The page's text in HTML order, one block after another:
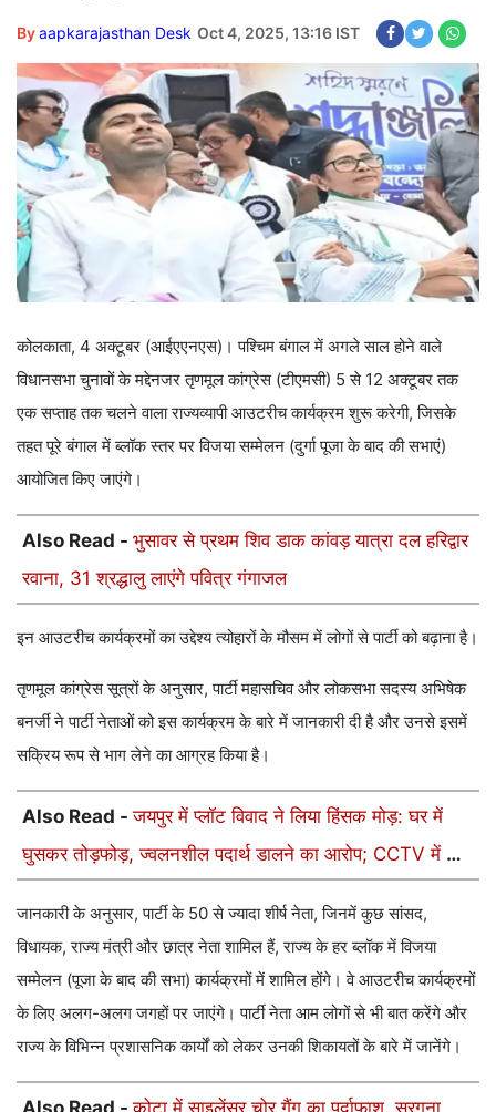
Byaapkarajasthan Desk Oct 4, 2025, 13:16 IST
कोलकाता, 4 अक्टूबर (आईएएनएस)। पश्चिम बंगाल में अगले साल होने वाले
विधानसभा चुनावों के मद्देनजर तृणमूल कांग्रेस (टीएमसी) 5 से 12 अक्टूबर तक
एक सप्ताह तक चलने वाला राज्यव्यापी आउटरीच कार्यक्रम शुरू करेगी, जिसके
तहत पूरे बंगाल में ब्लॉक स्तर पर विजया सम्मेलन (दुर्गा पूजा के बाद की सभाएं)
आयोजित किए जाएंगे।
Also Read - भुसावर से प्रथम शिव डाक कांवड़ यात्रा दल हरिद्वार
रवाना, 31 श्रद्धालु लाएंगे पवित्र गंगाजल
इन आउटरीच कार्यक्रमों का उद्देश्य त्योहारों के मौसम में लोगों से पार्टी को बढ़ाना है।
तृणमूल कांग्रेस सूत्रों के अनुसार, पार्टी महासचिव और लोकसभा सदस्य अभिषेक
बनर्जी ने पार्टी नेताओं को इस कार्यक्रम के बारे में जानकारी दी है और उनसे इसमें
सक्रिय रूप से भाग लेने का आग्रह किया है।
Also Read -जयपुर में प्लॉट विवाद ने लिया हिंसक मोड़: घर में
घुसकर तोड़फोड़, ज्वलनशील पदार्थ डालने का आरोप; CCTV में कैद
जानकारी के अनुसार, पार्टी के 50 से ज्यादा शीर्ष नेता, जिनमें कुछ सांसद,
विधायक, राज्य मंत्री और छात्र नेता शामिल हैं, राज्य के हर ब्लॉक में विजया
सम्मेलन (पूजा के बाद की सभा) कार्यक्रमों में शामिल होंगे। वे आउटरीच कार्यक्रमों
के लिए अलग-अलग जगहों पर जाएंगे। पार्टी नेता आम लोगों से भी बात करेंगे और
राज्य के विभिन्न प्रशासनिक कार्यों को लेकर उनकी शिकायतों के बारे में जानेंगे।
Also Read -कोटा में साइलेंसर चोर गैंग का पर्दाफाश, सरगना